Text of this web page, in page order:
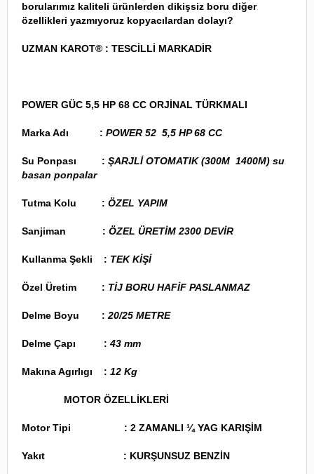
borularımız kaliteli ürünlerden dikişsiz boru diğer
özellikleri yazmıyoruz kopyacılardan dolayı?
UZMAN KAROT® : TESCİLLİ MARKADİR
POWER GÜC 5,5 HP 68 CC ORJİNAL TÜRKMALI
Marka Adı : POWER 52 5,5 HP 68 CC
Su Ponpası : ŞARJLİ OTOMATIK (300M 1400M) su
basan ponpalar
Tutma Kolu : ÖZEL YAPIM
Sanjiman : ÖZEL ÜRETİM 2300 DEVİR
Kullanma Şekli : TEK KİŞİ
Özel Üretim : TİJ BORU HAFİF PASLANMAZ
Delme Boyu :20/25 METRE
Delme Çapı : 43 mm
Makına Agırlıgı : 12 Kg
MOTOR ÖZELLİKLERİ
Motor Tipi : 2 ZAMANLI ¼ YAG KARIŞİM
Yakıt : KURŞUNSUZ BENZİN